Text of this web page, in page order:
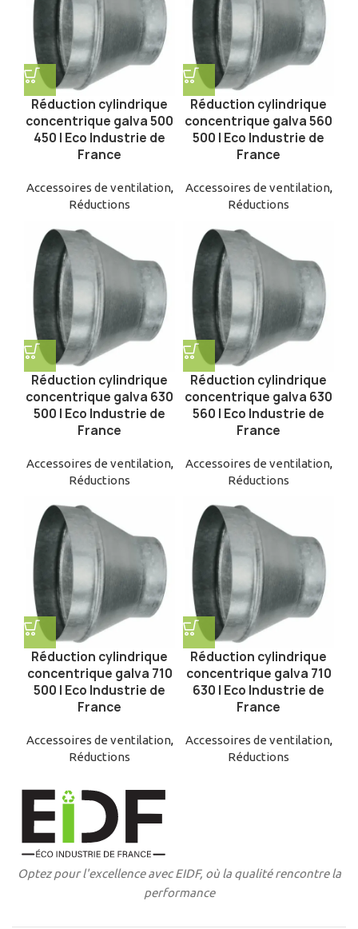
Réduction cylindrique
concentrique galva 500
450 | Eco Industrie de
France
Accessoires de ventilation,
Réductions
Réduction cylindrique
concentrique galva 560
500 | Eco Industrie de
France
Accessoires de ventilation,
Réductions
Réduction cylindrique
concentrique galva 630
500 | Eco Industrie de
France
Accessoires de ventilation,
Réductions
Réduction cylindrique
concentrique galva 630
560 | Eco Industrie de
France
Accessoires de ventilation,
Réductions
Réduction cylindrique
concentrique galva 710
500 | Eco Industrie de
France
Accessoires de ventilation,
Réductions
Réduction cylindrique
concentrique galva 710
630 | Eco Industrie de
France
Accessoires de ventilation,
Réductions
Optez pour l'excellence avec EIDF, où la qualité rencontre la
performance